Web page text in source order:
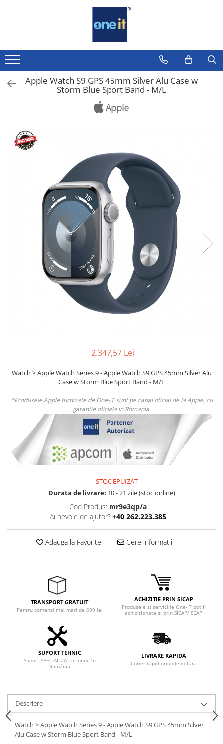
Laptop, Tablete & Telefoane
Laptop / Notebook
Notebook Consumer
Tablete & accesorii
Telefoane & accesorii
Apple AirTag
Inele Smart
Ochelari Smart
Smartphone IPhone
Sisteme PC & Periferice
Sisteme Desktop & Monitoare
Microfoane & Casti Gaming
Scaune Gaming
Card Reader
Periferice PC
Camere Web
Adaptoare
Boxe
USB Hub
Hard Disc-uri
Cooler
Servere & Componente
Apple Watch S9 GPS 45mm Silver Alu Case w
Storm Blue Sport Band - M/L
2.347,57 Lei
Watch > Apple Watch Series 9 - Apple Watch S9 GPS 45mm Silver Alu
Case w Storm Blue Sport Band - M/L
*Produsele Apple furnizate de One-IT sunt pe canal oficial de la Apple, cu
garantie oficiala in Romania.
STOC EPUIZAT
Durata de livrare: 10 - 21 zile (stoc online)
Cod Produs: mr9e3qp/a
Ai nevoie de ajutor? +40 262.223.385
Adauga la Favorite Cere informatii
TRANSPORT GRATUIT
Pentru comenzi mai mari de 699 lei
ACHIZITIE PRIN SICAP
Produsele si serviciile One-IT pot fi
achizitionate si prin SICAP/ SEAP
SUPORT TEHNIC
Suport SPECIALIZAT oriunde în
România
LIVRARE RAPIDA
Curier rapid oriunde in tara
Descriere
Watch > Apple Watch Series 9 - Apple Watch S9 GPS 45mm Silver
Alu Case w Storm Blue Sport Band - M/L